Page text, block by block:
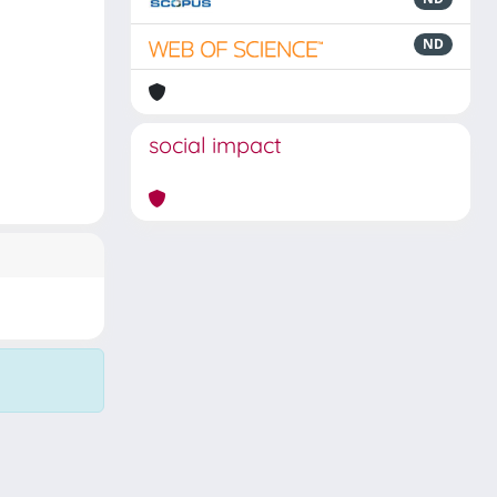
ND
social impact